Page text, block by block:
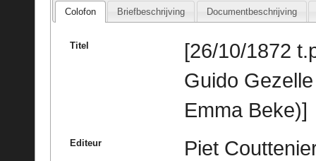
Colofon Briefbeschrijving Documentbeschrijving
Titel
[26/10/1872
Guido
Emma Beke)]
Editeur Piet